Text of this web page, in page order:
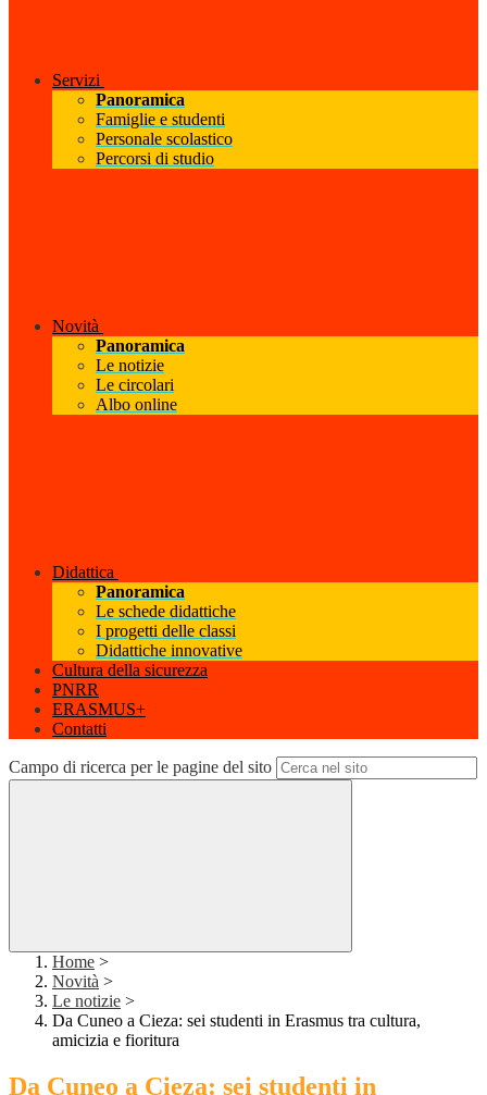
Servizi
Panoramica
Famiglie e studenti
Personale scolastico
Percorsi di studio
Novità
Panoramica
Le notizie
Le circolari
Albo online
Didattica
Panoramica
Le schede didattiche
I progetti delle classi
Didattiche innovative
Cultura della sicurezza
PNRR
ERASMUS+
Contatti
Campo di ricerca per le pagine del sito
Home >
Novità >
Le notizie >
Da Cuneo a Cieza: sei studenti in Erasmus tra cultura,
amicizia e fioritura
Da Cuneo a Cieza: sei studenti in